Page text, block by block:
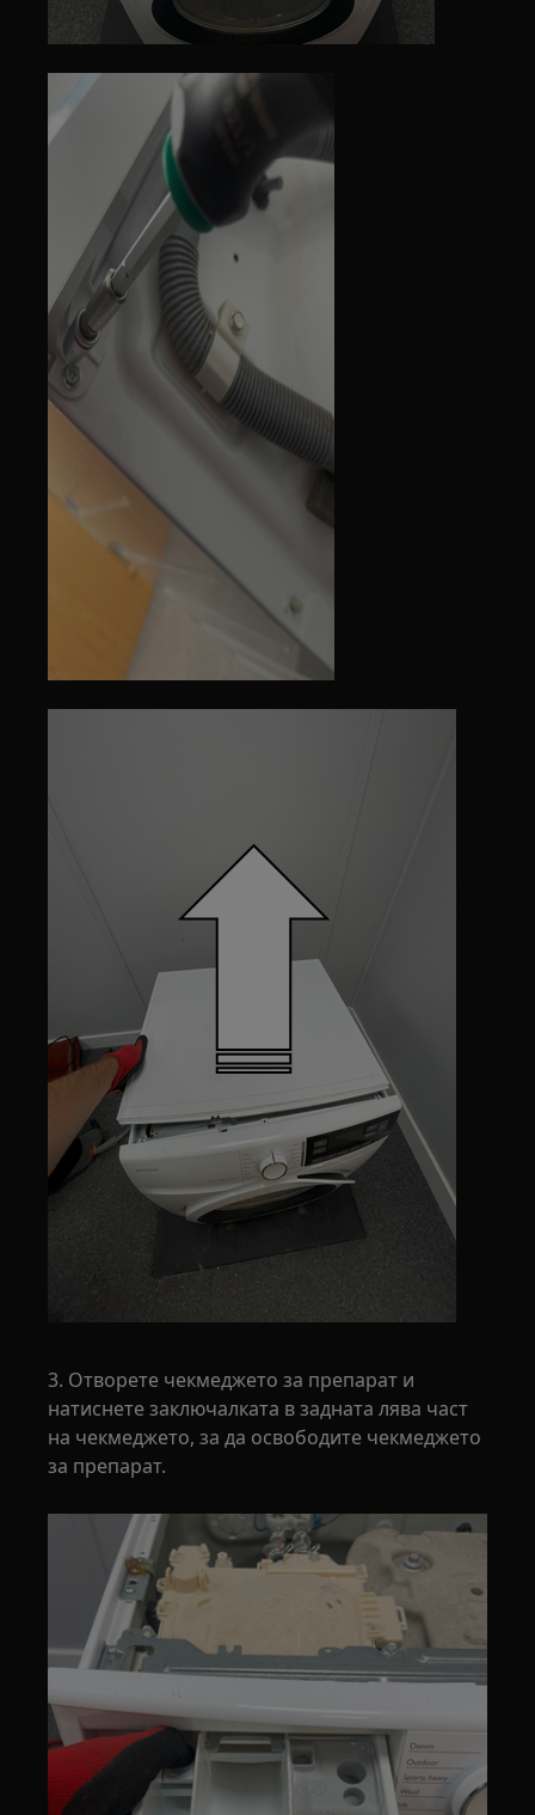
3. Отворете чекмеджето за препарат и
натиснете заключалката в задната лява част
на чекмеджето, за да освободите чекмеджето
за препарат.